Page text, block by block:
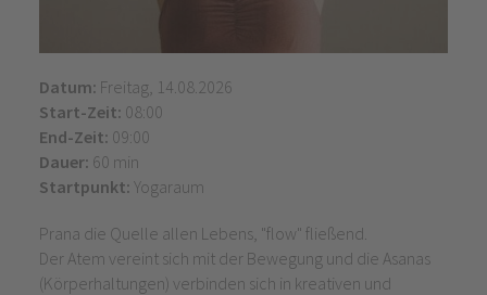
Datum: Freitag, 14.08.2026
Start-Zeit: 08:00
End-Zeit: 09:00
Dauer: 60 min
Startpunkt: Yogaraum
Prana die Quelle allen Lebens, "flow" fließend.
Der Atem vereint sich mit der Bewegung und die Asanas
(Körperhaltungen) verbinden sich in kreativen und